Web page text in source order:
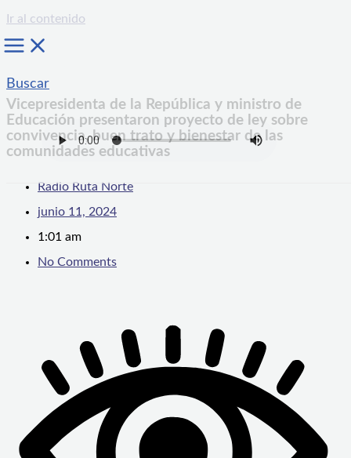
Ir al contenido
Buscar
Vicepresidenta de la República y ministro de
Educación presentaron proyecto de ley sobre
convivencia, buen trato y bienestar de las
comunidades educativas
Radio Ruta Norte
junio 11, 2024
1:01 am
No Comments